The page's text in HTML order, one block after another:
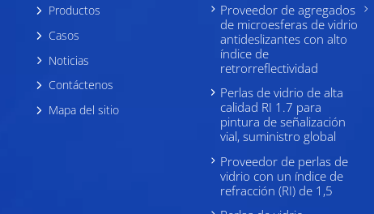
Productos
Casos
Noticias
Contáctenos
Mapa del sitio
Proveedor de agregados
de microesferas de vidrio
antideslizantes con alto
índice de
retrorreflectividad
Perlas de vidrio de alta
calidad RI 1.7 para
pintura de señalización
vial, suministro global
Proveedor de perlas de
vidrio con un índice de
refracción (RI) de 1,5